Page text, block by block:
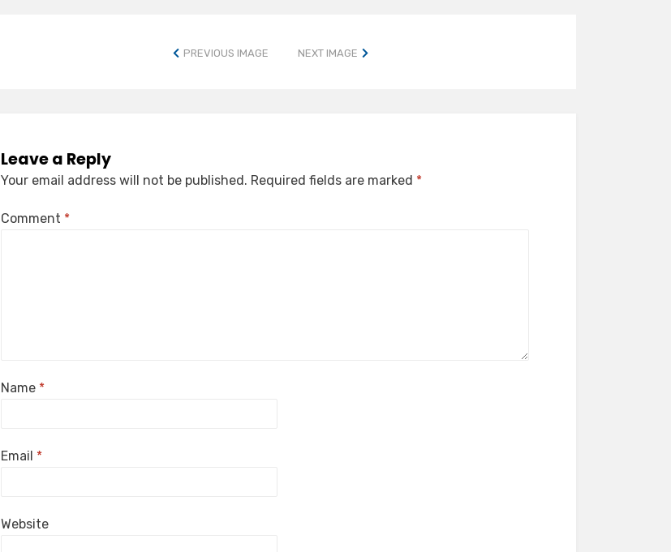
PREVIOUS IMAGE NEXT IMAGE
Leave a Reply
Your email address will not be published. Required fields are marked *
Comment *
Name *
Email *
Website